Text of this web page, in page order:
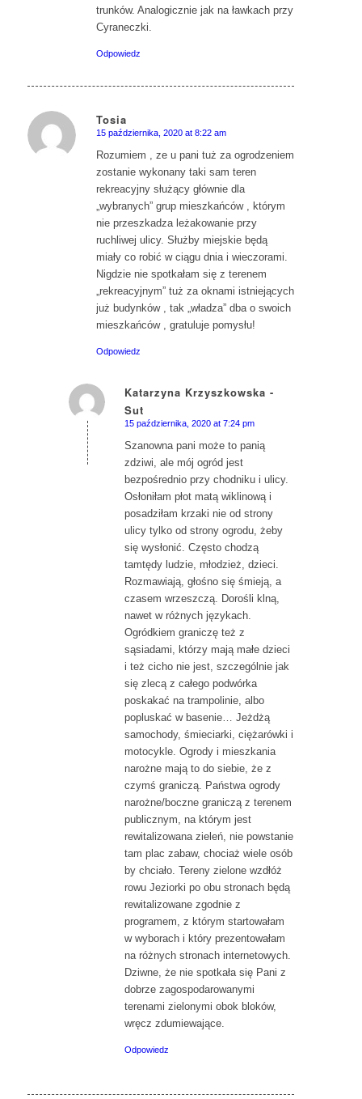
trunków. Analogicznie jak na ławkach przy
Cyraneczki.
Odpowiedz
Tosia
says:
15 października, 2020 at 8:22 am
Rozumiem , ze u pani tuż za ogrodzeniem
zostanie wykonany taki sam teren
rekreacyjny służący głównie dla
„wybranych” grup mieszkańców , którym
nie przeszkadza leżakowanie przy
ruchliwej ulicy. Służby miejskie będą
miały co robić w ciągu dnia i wieczorami.
Nigdzie nie spotkałam się z terenem
„rekreacyjnym” tuż za oknami istniejących
już budynków , tak „władza” dba o swoich
mieszkańców , gratuluje pomysłu!
Odpowiedz
Katarzyna Krzyszkowska -
Sut
says:
15 października, 2020 at 7:24 pm
Szanowna pani może to panią
zdziwi, ale mój ogród jest
bezpośrednio przy chodniku i ulicy.
Osłoniłam płot matą wiklinową i
posadziłam krzaki nie od strony
ulicy tylko od strony ogrodu, żeby
się wysłonić. Często chodzą
tamtędy ludzie, młodzież, dzieci.
Rozmawiają, głośno się śmieją, a
czasem wrzeszczą. Dorośli klną,
nawet w różnych językach.
Ogródkiem graniczę też z
sąsiadami, którzy mają małe dzieci
i też cicho nie jest, szczególnie jak
się zlecą z całego podwórka
poskakać na trampolinie, albo
popluskać w basenie… Jeżdżą
samochody, śmieciarki, ciężarówki i
motocykle. Ogrody i mieszkania
narożne mają to do siebie, że z
czymś graniczą. Państwa ogrody
narożne/boczne graniczą z terenem
publicznym, na którym jest
rewitalizowana zieleń, nie powstanie
tam plac zabaw, chociaż wiele osób
by chciało. Tereny zielone wzdłóż
rowu Jeziorki po obu stronach będą
rewitalizowane zgodnie z
programem, z którym startowałam
w wyborach i który prezentowałam
na różnych stronach internetowych.
Dziwne, że nie spotkała się Pani z
dobrze zagospodarowanymi
terenami zielonymi obok bloków,
wręcz zdumiewające.
Odpowiedz